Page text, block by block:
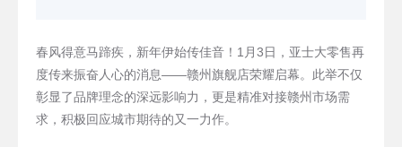
春风得意马蹄疾，新年伊始传佳音！1月3日，亚士大零售再
度传来振奋人心的消息——赣州旗舰店荣耀启幕。此举不仅
彰显了品牌理念的深远影响力，更是精准对接赣州市场需
求，积极回应城市期待的又一力作。